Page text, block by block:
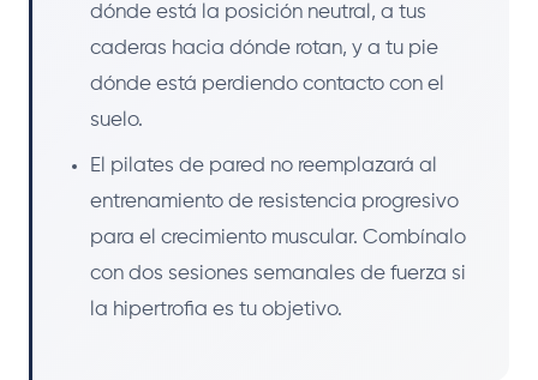
dónde está la posición neutral, a tus
caderas hacia dónde rotan, y a tu pie
dónde está perdiendo contacto con el
suelo.
El pilates de pared no reemplazará al
entrenamiento de resistencia progresivo
para el crecimiento muscular. Combínalo
con dos sesiones semanales de fuerza si
la hipertrofia es tu objetivo.